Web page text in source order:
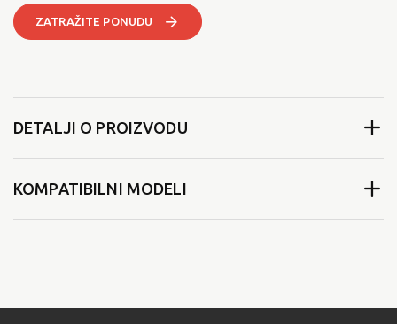
ZATRAŽITE PONUDU
DETALJI O PROIZVODU
KOMPATIBILNI MODELI